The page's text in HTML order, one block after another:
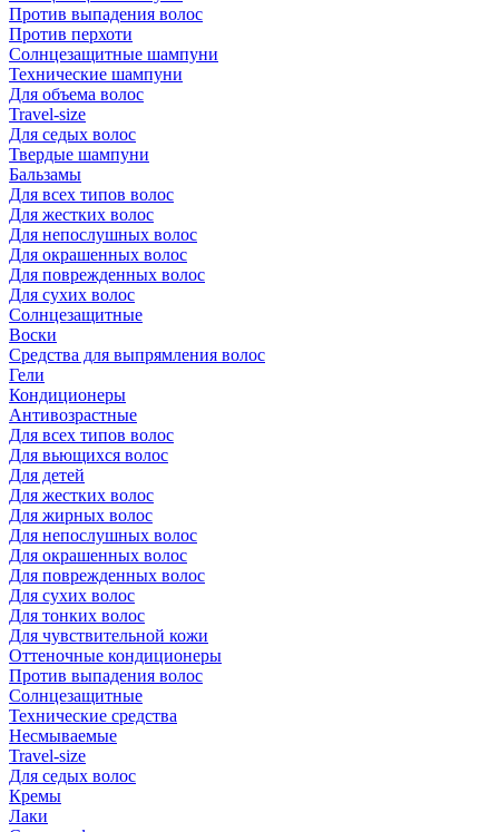
Против выпадения волос
Против перхоти
Солнцезащитные шампуни
Технические шампуни
Для объема волос
Travel-size
Для седых волос
Твердые шампуни
Бальзамы
Для всех типов волос
Для жестких волос
Для непослушных волос
Для окрашенных волос
Для поврежденных волос
Для сухих волос
Солнцезащитные
Воски
Средства для выпрямления волос
Гели
Кондиционеры
Антивозрастные
Для всех типов волос
Для вьющихся волос
Для детей
Для жестких волос
Для жирных волос
Для непослушных волос
Для окрашенных волос
Для поврежденных волос
Для сухих волос
Для тонких волос
Для чувствительной кожи
Оттеночные кондиционеры
Против выпадения волос
Солнцезащитные
Технические средства
Несмываемые
Travel-size
Для седых волос
Кремы
Лаки